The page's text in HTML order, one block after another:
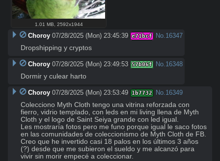
1.01 MB 2592x1944
Choroy 07/28/2025 (Mon) 23:45:39 e71bcf No.16347
Dropshipping y cryptos
Choroy 07/28/2025 (Mon) 23:49:53 57b06f No.16348
Dormir y culear harto
Choroy 07/28/2025 (Mon) 23:53:49 1b7732 No.16349
Colecciono Myth Cloth tengo una vitrina reforzada con
fierro, vidrio templado, con leds en mi living llena de Myth
Cloth y el logo de Saint Seiya grande con led igual.
Les mostraría fotos pero me funo porque igual le saco fotos
en las comunidades de coleccionismo de Myth Cloth de FB.
Creo que he invertido casi 18 palos en los últimos 3 años
(?) desde que me subieron el sueldo y me alcanzó para
vivir sin morir empecé a coleccionar.